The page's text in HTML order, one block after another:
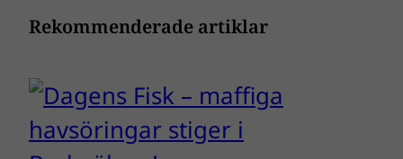
Rekommenderade artiklar